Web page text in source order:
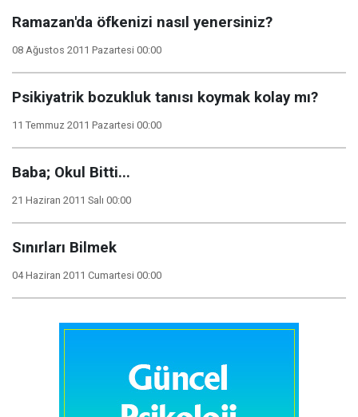
Ramazan'da öfkenizi nasıl yenersiniz?
08 Ağustos 2011 Pazartesi 00:00
Psikiyatrik bozukluk tanısı koymak kolay mı?
11 Temmuz 2011 Pazartesi 00:00
Baba; Okul Bitti...
21 Haziran 2011 Salı 00:00
Sınırları Bilmek
04 Haziran 2011 Cumartesi 00:00